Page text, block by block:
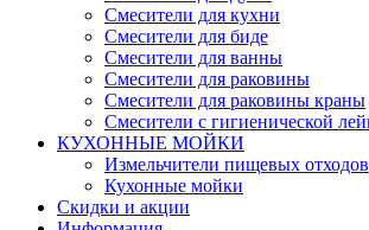
Смесители для кухни
Смесители для биде
Смесители для ванны
Смесители для раковины
Смесители для раковины краны
Смесители с гигиенической
КУХОННЫЕ МОЙКИ
Измельчители пищевых отходов
Кухонные мойки
Скидки и акции